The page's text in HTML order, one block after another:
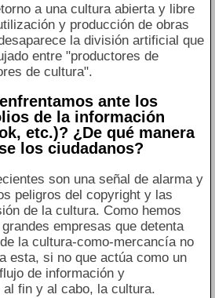
a una cultura abierta y libre
y producción de obras
la división artificial que
entre "productores de
de cultura".
ante los
de la información
etc.)? ¿De qué manera
los ciudadanos?
son una señal de alarma y
peligros del copyright y las
de la cultura. Como hemos
empresas que detenta
la cultura-como-mercancía no
esta, si no que actúa como un
de información y
fin y al cabo, la cultura.